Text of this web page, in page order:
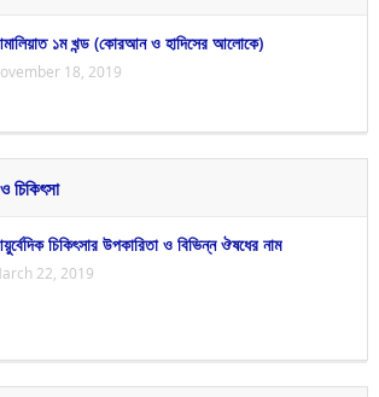
১ম খন্ড (কোরআন ও হাদিসের আলোকে)
18, 2019
চিকিৎসা
চিকিৎসার উপকারিতা ও বিভিন্ন ঔষধের নাম
22, 2019